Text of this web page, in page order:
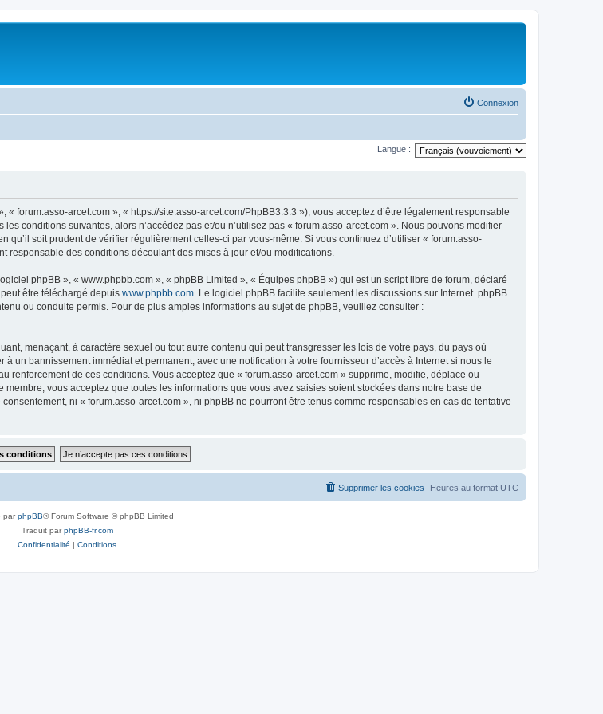
Connexion
Langue :
forum.asso-arcet.com », « https://site.asso-arcet.com/PhpBB3.3.3 »), vous acceptez d’être légalement responsable
conditions suivantes, alors n’accédez pas et/ou n’utilisez pas « forum.asso-arcet.com ». Nous pouvons modifier
soit prudent de vérifier régulièrement celles-ci par vous-même. Si vous continuez d’utiliser « forum.asso-
responsable des conditions découlant des mises à jour et/ou modifications.
phpBB », « www.phpbb.com », « phpBB Limited », « Équipes phpBB ») qui est un script libre de forum, déclaré
être téléchargé depuis www.phpbb.com. Le logiciel phpBB facilite seulement les discussions sur Internet. phpBB
ou conduite permis. Pour de plus amples informations au sujet de phpBB, veuillez consulter :
menaçant, à caractère sexuel ou tout autre contenu qui peut transgresser les lois de votre pays, du pays où
un bannissement immédiat et permanent, avec une notification à votre fournisseur d’accès à Internet si nous le
de ces conditions. Vous acceptez que « forum.asso-arcet.com » supprime, modifie, déplace ou
vous acceptez que toutes les informations que vous avez saisies soient stockées dans notre base de
ni « forum.asso-arcet.com », ni phpBB ne pourront être tenus comme responsables en cas de tentative
Heures au format UTC
Supprimer les cookies
parphpBB® Forum Software © phpBB Limited
Traduit parphpBB-fr.com
Confidentialité | Conditions